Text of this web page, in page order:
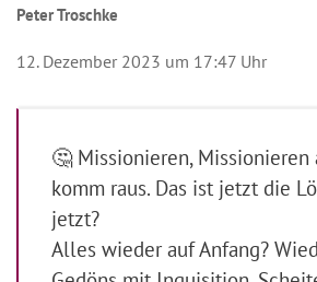
Peter Troschke
12. Dezember 2023 um 17:47 Uhr
🤔 Missionieren, Missionieren
komm raus. Das ist jetzt die
jetzt?
Alles wieder auf Anfang?